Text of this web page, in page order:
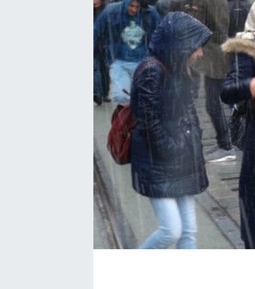
KÖŞE YAZILARI
KÖŞE YAZILARI (Arşiv)
KÜLTÜR SANAT
MAGAZİN
RÖPORTAJ